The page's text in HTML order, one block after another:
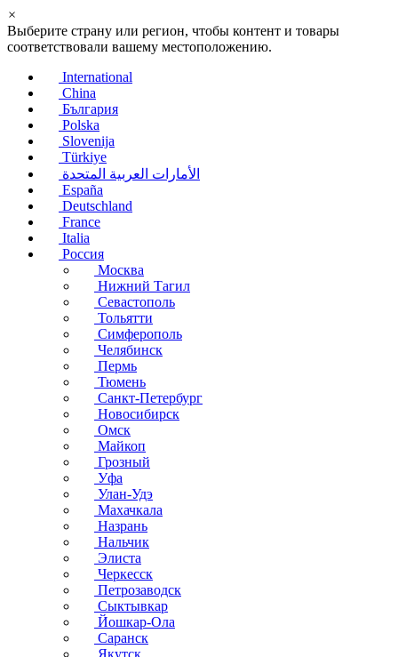
×
Выберите страну или регион, чтобы контент и товары
соответствовали вашему местоположению.
International
China
България
Polska
Slovenija
Türkiye
الأمارات العربية المتحدة
España
Deutschland
France
Italia
Россия
Москва
Нижний Тагил
Севастополь
Тольятти
Симферополь
Челябинск
Пермь
Тюмень
Санкт-Петербург
Новосибирск
Омск
Майкоп
Грозный
Уфа
Улан-Удэ
Махачкала
Назрань
Нальчик
Элиста
Черкесск
Петрозаводск
Сыктывкар
Йошкар-Ола
Саранск
Якутск